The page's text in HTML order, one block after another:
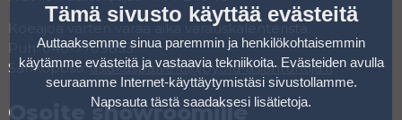
Koeajoa varten varaa aika varauskalenterista.
Puh. 040-7709853
Sähköposti:asiakaspalvelu@pyora-asiantuntija.fi
Osoite showroomille
Tämä sivusto käyttää evästeitä
Auttaaksemme sinua paremmin ja henkilökohtaisemmin
käytämme evästeitä ja vastaavia tekniikoita. Evästeiden avulla
seuraamme Internet-käyttäytymistäsi sivustollamme.
Napsauta tästä saadaksesi lisätietoja.